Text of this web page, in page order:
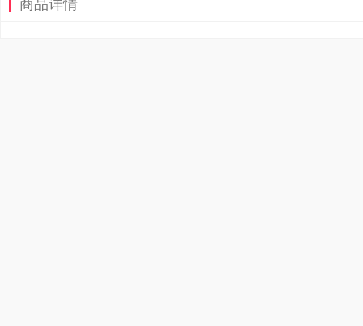
商品详情